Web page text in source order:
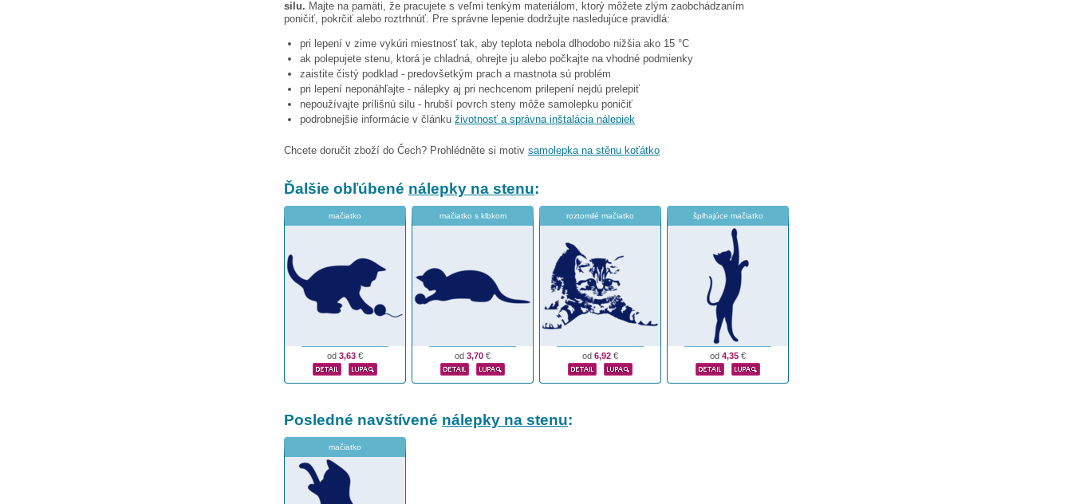
silu. Majte na pamäti, že pracujete s veľmi tenkým materiálom, ktorý môžete zlým zaobchádzaním
poničiť, pokrčiť alebo roztrhnúť. Pre správne lepenie dodržujte nasledujúce pravidlá:
pri lepení v zime vykúri miestnosť tak, aby teplota nebola dlhodobo nižšia ako 15 °C
ak polepujete stenu, ktorá je chladná, ohrejte ju alebo počkajte na vhodné podmienky
zaistite čistý podklad - predovšetkým prach a mastnota sú problém
pri lepení neponáhľajte - nálepky aj pri nechcenom prilepení nejdú prelepiť
nepoužívajte prílišnú silu - hrubší povrch steny môže samolepku poničiť
podrobnejšie informácie v článku životnosť a správna inštalácia nálepiek
Chcete doručit zboží do Čech? Prohlédněte si motiv samolepka na stěnu koťátko
Ďalšie obľúbené nálepky na stenu:
mačiatko
od 3,63 €
mačiatko s klbkom
od 3,70 €
roztomilé mačiatko
od 6,92 €
šplhajúce mačiatko
od 4,35 €
Posledné navštívené nálepky na stenu:
mačiatko